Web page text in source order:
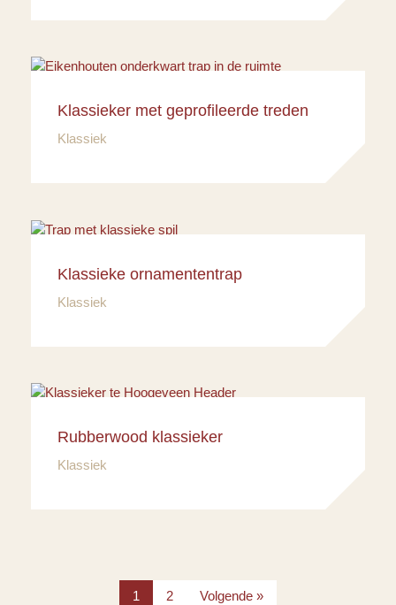
Klassieker met geprofileerde treden
Klassiek
Klassieke ornamententrap
Klassiek
Rubberwood klassieker
Klassiek
1 2 Volgende »